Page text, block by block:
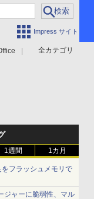
Impress サイト
全カテゴリ
1週間 1カ月
フラッシュメモリで
ジャーに脆弱性、マル